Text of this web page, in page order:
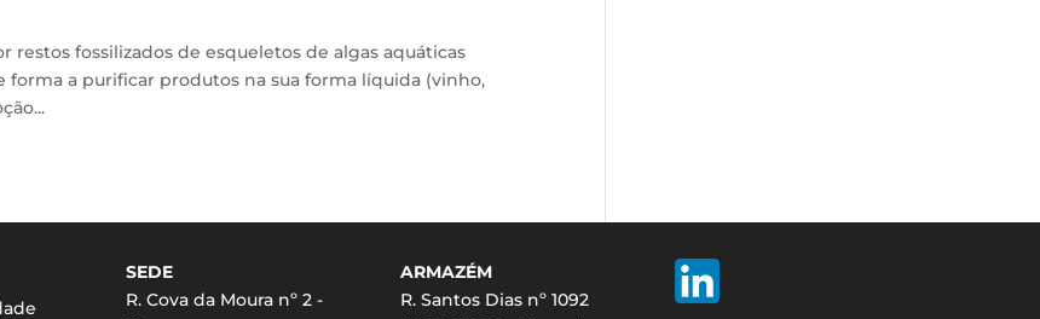
fossilizados de esqueletos de algas aquáticas
forma a purificar produtos na sua forma líquida (vinho,
SEDE
R. Cova da Moura nº 2 -
ARMAZÉM
R. Santos Dias nº 1092